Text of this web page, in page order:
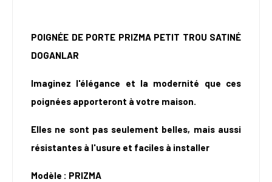
POIGNÉE DE PORTE PRIZMA PETIT TROU SATINÉ
DOGANLAR
Imaginez l'élégance et la modernité que ces
poignées apporteront à votre maison.
Elles ne sont pas seulement belles, mais aussi
résistantes à l'usure et faciles à installer
Modèle : PRIZMA